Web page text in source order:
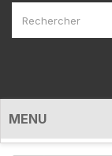
MENU